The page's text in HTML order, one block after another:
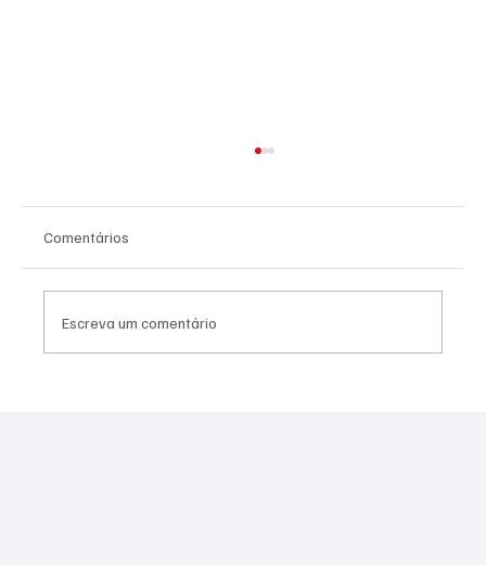
Comentários
Escreva um comentário